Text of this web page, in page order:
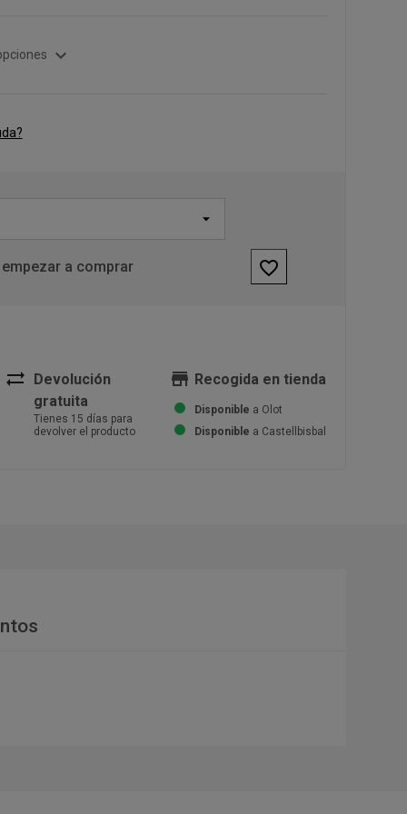
expand_more
a comprar favorite_border
sync_alt
Devolución
gratuita
Tienes 15 días para
devolver el producto
store Recogida en tienda
Disponible a Olot
Disponible a Castellbisbal